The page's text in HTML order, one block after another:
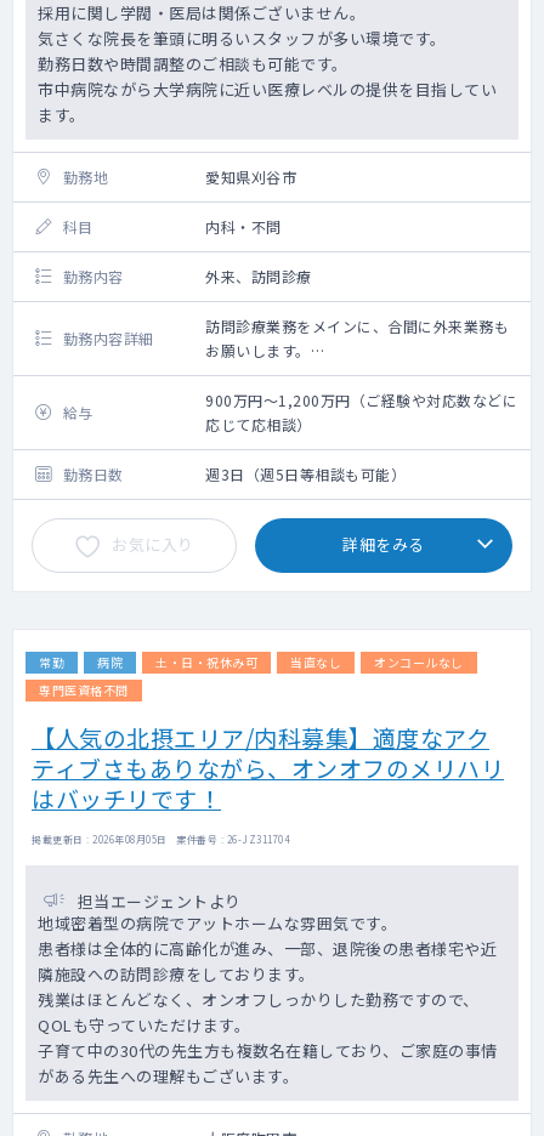
採用に関し学閥・医局は関係ございません。
気さくな院長を筆頭に明るいスタッフが多い環境です。
勤務日数や時間調整のご相談も可能です。
市中病院ながら大学病院に近い医療レベルの提供を目指してい
ます。
勤務地 愛知県刈谷市
科目 内科・不問
勤務内容 外来、訪問診療
勤務内容詳細
訪問診療業務をメインに、合間に外来業務も
お願いします。
法人内の関連施設（病院隣接）の50～60名程
度をメインに、近隣の居宅も1～3件程お願い
致します。
外来は一般内科外来をはじめ、先生のご専門
に応じてお願いしております。
給与
900万円～1,200万円（ご経験や対応数などに
応じて応相談）
勤務日数 週3日（週5日等相談も可能）
お気に入り 詳細をみる
常勤 病院 土・日・祝休み可 当直なし
オンコールなし
専門医資格不問
【人気の北摂エリア/内科募集】適度なアク
ティブさもありながら、オンオフのメリハリ
はバッチリです！
掲載更新日 : 2026年08月05日 案件番号 : 26-JZ311704
担当エージェントより
地域密着型の病院でアットホームな雰囲気です。
患者様は全体的に高齢化が進み、一部、退院後の患者様宅や近
隣施設への訪問診療をしております。
残業はほとんどなく、オンオフしっかりした勤務ですので、
QOLも守っていただけます。
子育て中の30代の先生方も複数名在籍しており、ご家庭の事情
がある先生への理解もございます。